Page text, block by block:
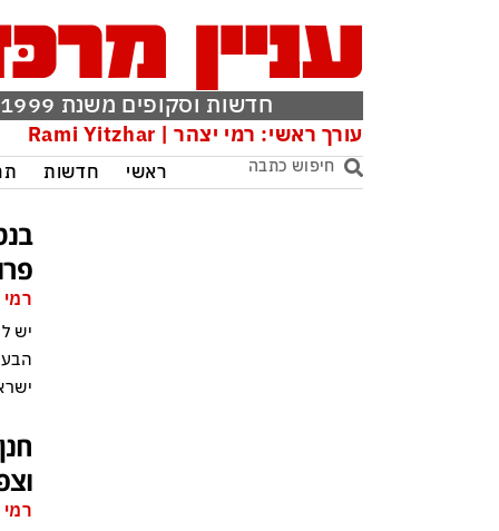
חדשות וסקופים משנת 1999
עורך ראשי: רמי יצהר | Rami Yitzhar
ראשי חדשות
יש